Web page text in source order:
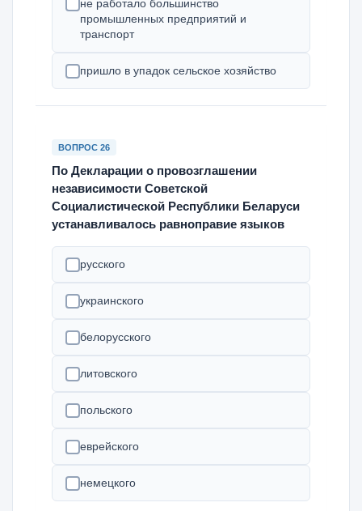
не работало большинство
промышленных предприятий и
транспорт
пришло в упадок сельское хозяйство
ВОПРОС 26
По Декларации о провозглашении
независимости Советской
Социалистической Республики Беларуси
устанавливалось равноправие языков
русского
украинского
белорусского
литовского
польского
еврейского
немецкого